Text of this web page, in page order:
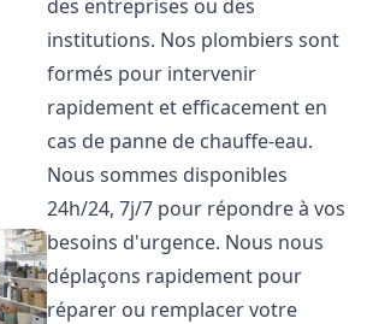
des entreprises ou des
institutions. Nos plombiers sont
formés pour intervenir
rapidement et efficacement en
cas de panne de chauffe-eau.
Nous sommes disponibles
24h/24, 7j/7 pour répondre à vos
besoins d'urgence. Nous nous
déplaçons rapidement pour
réparer ou remplacer votre